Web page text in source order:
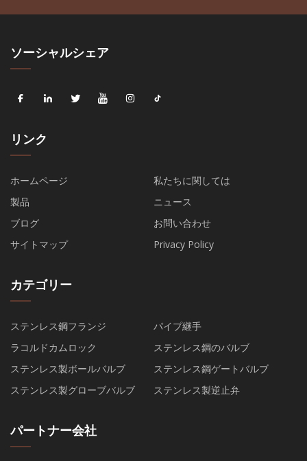
ソーシャルシェア
リンク
ホームページ
私たちに関しては
製品
ニュース
ブログ
お問い合わせ
サイトマップ
Privacy Policy
カテゴリー
ステンレス鋼フランジ
パイプ継手
ラコルドカムロック
ステンレス鋼のバルブ
ステンレス製ボールバルブ
ステンレス鋼ゲートバルブ
ステンレス製グローブバルブ
ステンレス製逆止弁
パートナー会社